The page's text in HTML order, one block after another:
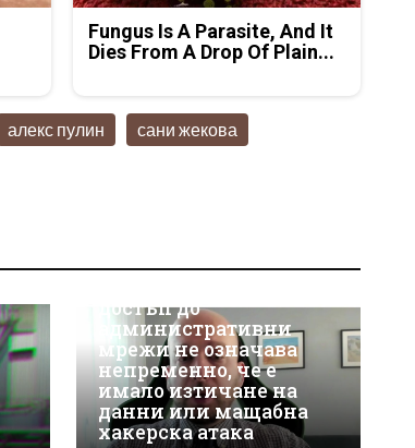
Fungus Is A Parasite, And It
Dies From A Drop Of Plain...
алекс пулин сани жекова
киберсигурност:
достъп до
административни
мрежи не означава
непременно, че е
имало изтичане на
данни или мащабна
хакерска атака